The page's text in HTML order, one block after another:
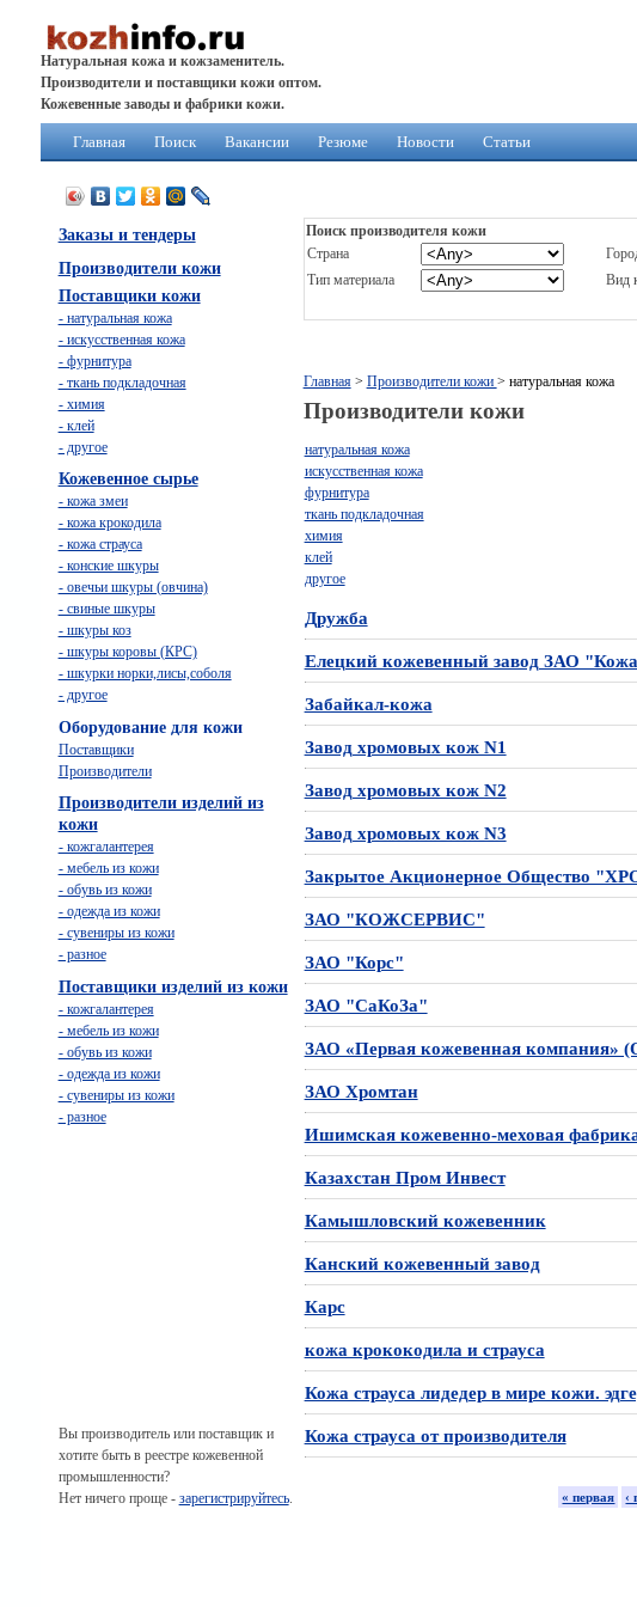
Натуральная кожа и кожзаменитель.
Производители и поставщики кожи оптом.
Кожевенные заводы и фабрики кожи.
Главная Поиск Вакансии Резюме Новости Статьи
Главная> Производители кожи > натуральная кожа
Поиск производителя кожи
Страна
Тип материала
Вид
Производители кожи
натуральная кожа
искусственная кожа
фурнитура
ткань подкладочная
химия
клей
другое
Дружба
Елецкий кожевенный завод ЗАО
Забайкал-кожа
Завод хромовых кож N1
Завод хромовых кож N2
Завод хромовых кож N3
Закрытое Акционерное Общество
ЗАО "КОЖСЕРВИС"
ЗАО "Корс"
ЗАО "СаКоЗа"
ЗАО «Первая кожевенная компания»
ЗАО Хромтан
Ишимская кожевенно-меховая
Казахстан Пром Инвест
Камышловский кожевенник
Канский кожевенный завод
Карс
кожа крококодила и страуса
Кожа страусa лидедер в мире кожи.
Кожа страуса от производителя
« первая ‹
Заказы и тендеры
Производители кожи
Поставщики кожи
- натуральная кожа
- искусственная кожа
- фурнитура
- ткань подкладочная
- химия
- клей
- другое
Кожевенное сырье
- кожа змеи
- кожа крокодила
- кожа страуса
- конские шкуры
- овечьи шкуры (овчина)
- свиные шкуры
- шкуры коз
- шкуры коровы (КРС)
- шкурки норки,лисы,соболя
- другое
Оборудование для кожи
Поставщики
Производители
Производители изделий из
кожи
- кожгалантерея
- мебель из кожи
- обувь из кожи
- одежда из кожи
- сувениры из кожи
- разное
Поставщики изделий из кожи
- кожгалантерея
- мебель из кожи
- обувь из кожи
- одежда из кожи
- сувениры из кожи
- разное
Вы производитель или поставщик и
хотите быть в реестре кожевенной
промышленности?
Нет ничего проще - зарегистрируйтесь.